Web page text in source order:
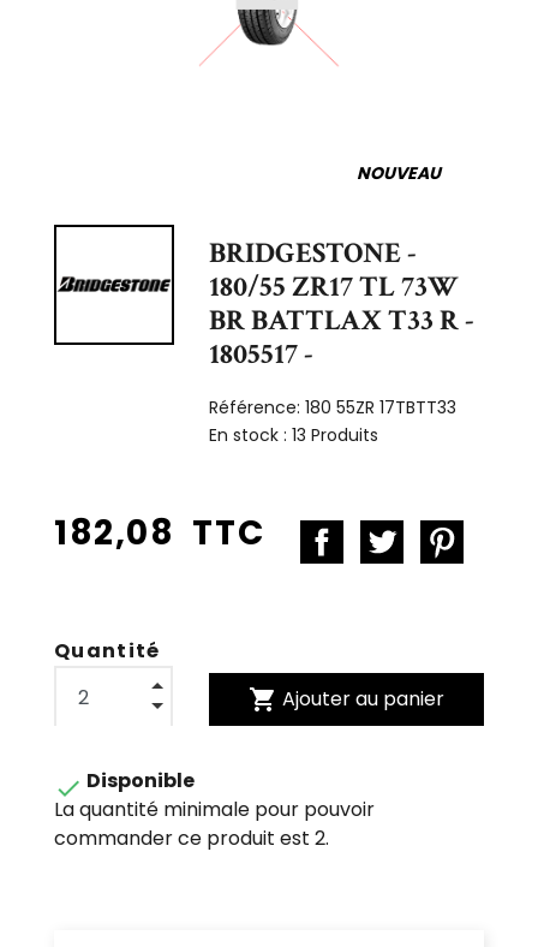
NOUVEAU
BRIDGESTONE -
180/55 ZR17 TL 73W
BR BATTLAX T33 R -
1805517 -
Référence:180 55ZR 17TBTT33
En stock :13 Produits
182,08 TTC
Quantité
shopping_cart Ajouter au panier
 Disponible
La quantité minimale pour pouvoir
commander ce produit est 2.